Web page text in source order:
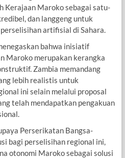
Kerajaan Maroko sebagai satu-
dan langgeng untuk
artifisial di Sahara.
bahwa inisiatif
Maroko merupakan kerangka
Zambia memandang
lebih realistis untuk
ini selain melalui proposal
telah mendapatkan pengakuan
Perserikatan Bangsa-
bagi perselisihan regional ini,
otonomi Maroko sebagai solusi